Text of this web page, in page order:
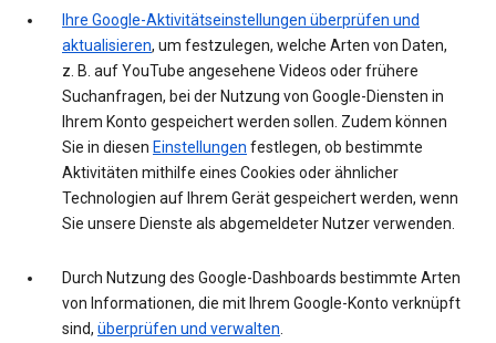
Ihre Google-Aktivitätseinstellungen überprüfen und
aktualisieren, um festzulegen, welche Arten von Daten,
z. B. auf YouTube angesehene Videos oder frühere
Suchanfragen, bei der Nutzung von Google-Diensten in
Ihrem Konto gespeichert werden sollen. Zudem können
Sie in diesen Einstellungen festlegen, ob bestimmte
Aktivitäten mithilfe eines Cookies oder ähnlicher
Technologien auf Ihrem Gerät gespeichert werden, wenn
Sie unsere Dienste als abgemeldeter Nutzer verwenden.
Durch Nutzung des Google-Dashboards bestimmte Arten
von Informationen, die mit Ihrem Google-Konto verknüpft
sind, überprüfen und verwalten.